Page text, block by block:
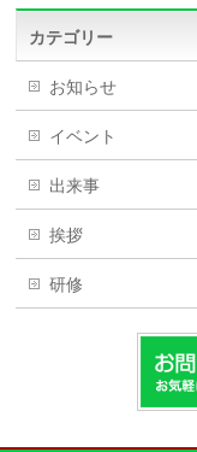
カテゴリー
お知らせ
イベント
出来事
挨拶
研修